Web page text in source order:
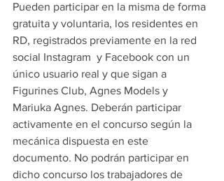
Pueden participar en la misma de forma
gratuita y voluntaria, los residentes en
RD, registrados previamente en la red
social Instagram  y Facebook con un
único usuario real y que sigan a
Figurines Club, Agnes Models y
Mariuka Agnes. Deberán participar
activamente en el concurso según la
mecánica dispuesta en este
documento. No podrán participar en
dicho concurso los trabajadores de